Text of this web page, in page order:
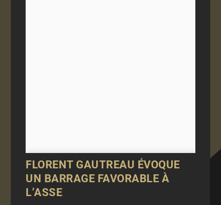
FLORENT GAUTREAU ÉVOQUE
UN BARRAGE FAVORABLE À
L’ASSE